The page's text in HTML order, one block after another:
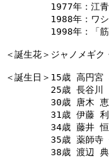
1977年：江青女史
1988年：ワシント
1998年：「筋ジス
＜誕生花＞ジャノメギク
＜誕生日＞15歳 高円宮
25歳 長谷川 京
30歳 唐木 恵子（
31歳 伊藤 利尋（
34歳 藤井 恒久（
35歳 薬師寺 保栄
38歳 渡辺 典子